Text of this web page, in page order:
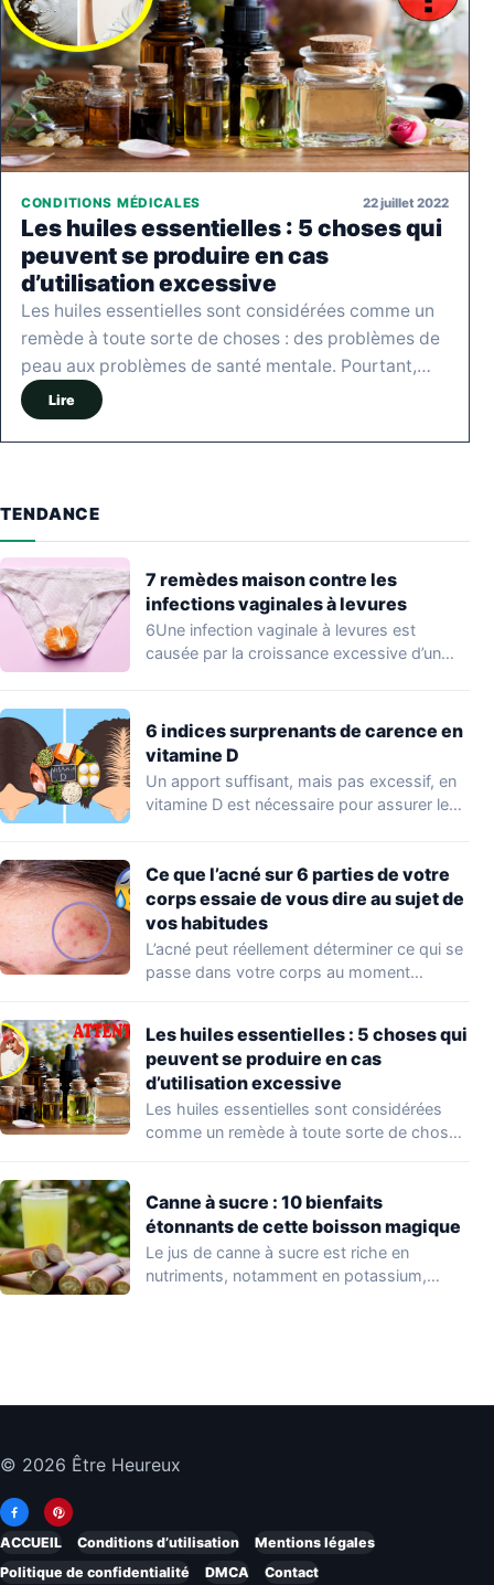
CONDITIONS MÉDICALES 22 juillet 2022
Les huiles essentielles : 5 choses qui
peuvent se produire en cas
d’utilisation excessive
Les huiles essentielles sont considérées comme un
remède à toute sorte de choses : des problèmes de
peau aux problèmes de santé mentale. Pourtant,…
Lire
TENDANCE
7 remèdes maison contre les
infections vaginales à levures
6Une infection vaginale à levures est
causée par la croissance excessive d’un
6 indices surprenants de carence en
vitamine D
Un apport suffisant, mais pas excessif, en
vitamine D est nécessaire pour assurer le…
Ce que l’acné sur 6 parties de votre
corps essaie de vous dire au sujet de
vos habitudes
L’acné peut réellement déterminer ce qui se
passe dans votre corps au moment
Les huiles essentielles : 5 choses qui
peuvent se produire en cas
d’utilisation excessive
Les huiles essentielles sont considérées
comme un remède à toute sorte de choses
Canne à sucre : 10 bienfaits
étonnants de cette boisson magique
Le jus de canne à sucre est riche en
nutriments, notamment en potassium,
© 2026 Être Heureux
ACCUEIL Conditions d’utilisation
Mentions légales
Politique de confidentialité
DMCA Contact